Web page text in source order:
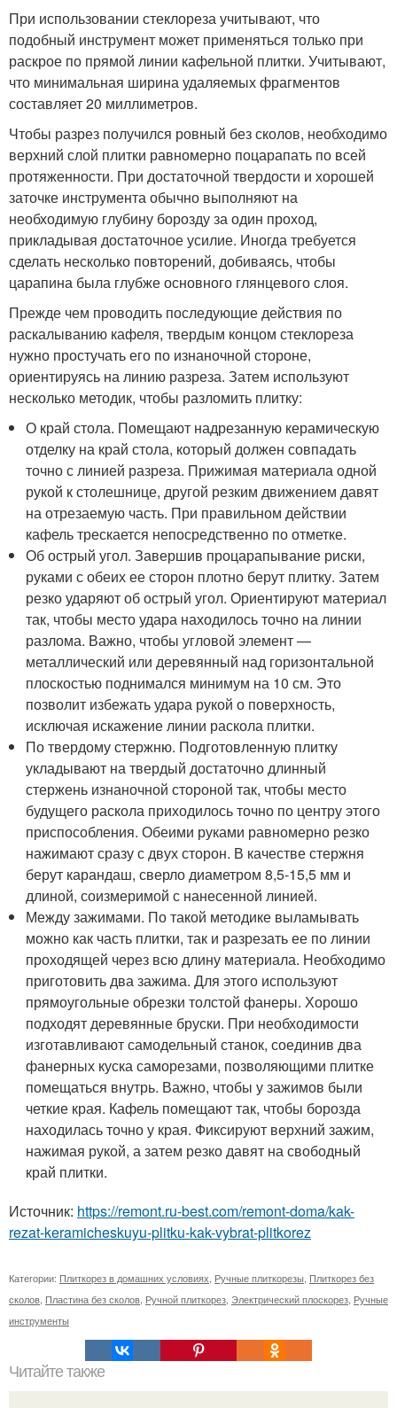
При использовании стеклореза учитывают, что
подобный инструмент может применяться только при
раскрое по прямой линии кафельной плитки. Учитывают,
что минимальная ширина удаляемых фрагментов
составляет 20 миллиметров.
Чтобы разрез получился ровный без сколов, необходимо
верхний слой плитки равномерно поцарапать по всей
протяженности. При достаточной твердости и хорошей
заточке инструмента обычно выполняют на
необходимую глубину борозду за один проход,
прикладывая достаточное усилие. Иногда требуется
сделать несколько повторений, добиваясь, чтобы
царапина была глубже основного глянцевого слоя.
Прежде чем проводить последующие действия по
раскалыванию кафеля, твердым концом стеклореза
нужно простучать его по изнаночной стороне,
ориентируясь на линию разреза. Затем используют
несколько методик, чтобы разломить плитку:
О край стола. Помещают надрезанную керамическую
отделку на край стола, который должен совпадать
точно с линией разреза. Прижимая материала одной
рукой к столешнице, другой резким движением давят
на отрезаемую часть. При правильном действии
кафель трескается непосредственно по отметке.
Об острый угол. Завершив процарапывание риски,
руками с обеих ее сторон плотно берут плитку. Затем
резко ударяют об острый угол. Ориентируют материал
так, чтобы место удара находилось точно на линии
разлома. Важно, чтобы угловой элемент —
металлический или деревянный над горизонтальной
плоскостью поднимался минимум на 10 см. Это
позволит избежать удара рукой о поверхность,
исключая искажение линии раскола плитки.
По твердому стержню. Подготовленную плитку
укладывают на твердый достаточно длинный
стержень изнаночной стороной так, чтобы место
будущего раскола приходилось точно по центру этого
приспособления. Обеими руками равномерно резко
нажимают сразу с двух сторон. В качестве стержня
берут карандаш, сверло диаметром 8,5-15,5 мм и
длиной, соизмеримой с нанесенной линией.
Между зажимами. По такой методике выламывать
можно как часть плитки, так и разрезать ее по линии
проходящей через всю длину материала. Необходимо
приготовить два зажима. Для этого используют
прямоугольные обрезки толстой фанеры. Хорошо
подходят деревянные бруски. При необходимости
изготавливают самодельный станок, соединив два
фанерных куска саморезами, позволяющими плитке
помещаться внутрь. Важно, чтобы у зажимов были
четкие края. Кафель помещают так, чтобы борозда
находилась точно у края. Фиксируют верхний зажим,
нажимая рукой, а затем резко давят на свободный
край плитки.
Источник: https://remont.ru-best.com/remont-doma/kak-
rezat-keramicheskuyu-plitku-kak-vybrat-plitkorez
Категории: Плиткорез в домашних условиях, Ручные плиткорезы, Плиткорез без
сколов, Пластина без сколов, Ручной плиткорез, Электрический плоскорез, Ручные
инструменты
Читайте также